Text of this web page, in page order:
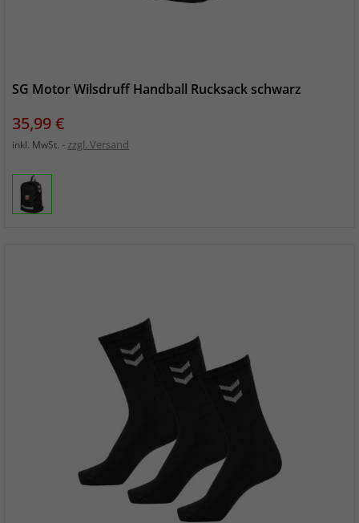
SG Motor Wilsdruff Handball Rucksack schwarz
Preis
35,99 €
inkl. MwSt. zzgl. Versand